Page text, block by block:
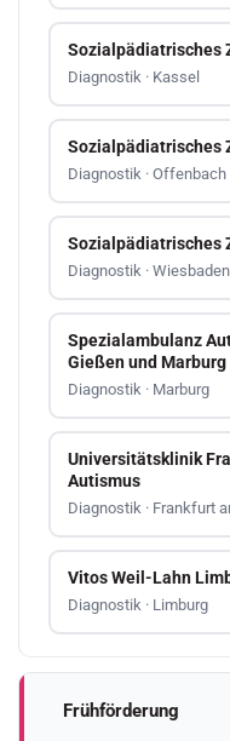
Sozialpädiatrisches
Diagnostik · Kassel
Sozialpädiatrisches
Diagnostik · Offenbach
Sozialpädiatrisches
Diagnostik · Wiesbaden
Spezialambulanz
Gießen und Marburg
Diagnostik · Marburg
Universitätsklinik
Autismus
Diagnostik · Frankfurt
Vitos Weil-Lahn
Diagnostik · Limburg
Frühförderung